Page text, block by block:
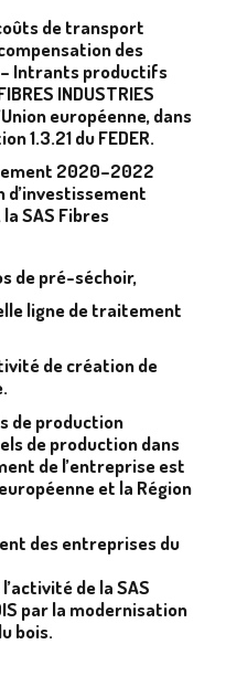
de transport
des
Intrants productifs
INDUSTRIES
européenne, dans
1.3.21 du FEDER.
2020–2022
d’investissement
la SAS Fibres
de pré-séchoir,
ligne de traitement
de création de
de production
de production dans
de l’entreprise est
et la Région
des entreprises du
de la SAS
par la modernisation
bois.